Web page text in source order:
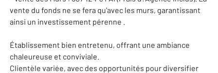
vente du fonds ne se fera qu'avec les murs, garantissant
ainsi un investissement pérenne .
Établissement bien entretenu, offrant une ambiance
chaleureuse et conviviale.
Clientèle variée, avec des opportunités pour diversifier